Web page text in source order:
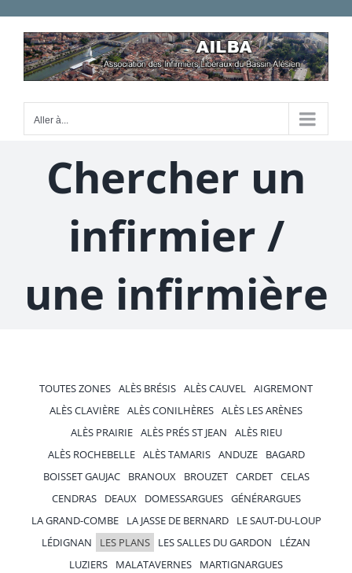
contenu
Aller à...
Chercher un
infirmier /
une infirmière
TOUTES ZONES ALÈS BRÉSIS ALÈS CAUVEL AIGREMONT
ALÈS CLAVIÈRE ALÈS CONILHÈRES ALÈS LES ARÈNES
ALÈS PRAIRIE ALÈS PRÉS ST JEAN
ALÈS RIEU
ALÈS ROCHEBELLE ALÈS TAMARIS ANDUZE
BAGARD
BOISSET GAUJAC
BRANOUX BROUZET CARDET CELAS
CENDRAS
DEAUX DOMESSARGUES GÉNÉRARGUES
LA GRAND-COMBE
LA JASSE DE BERNARD
LE SAUT-DU-LOUP
LÉDIGNAN
LES PLANS LES SALLES DU GARDON
LÉZAN
LUZIERS
MALATAVERNES
MARTIGNARGUES